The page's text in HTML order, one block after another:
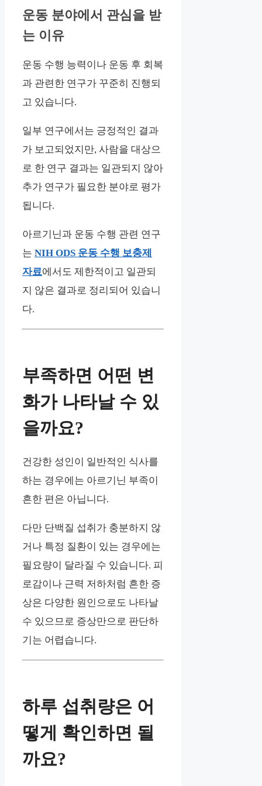
운동 분야에서 관심을 받
는 이유
운동 수행 능력이나 운동 후 회복
과 관련한 연구가 꾸준히 진행되
고 있습니다.
일부 연구에서는 긍정적인 결과
가 보고되었지만, 사람을 대상으
로 한 연구 결과는 일관되지 않아
추가 연구가 필요한 분야로 평가
됩니다.
아르기닌과 운동 수행 관련 연구
는 NIH ODS 운동 수행 보충제
자료에서도 제한적이고 일관되
지 않은 결과로 정리되어 있습니
다.
부족하면 어떤 변
화가 나타날 수 있
을까요?
건강한 성인이 일반적인 식사를
하는 경우에는 아르기닌 부족이
흔한 편은 아닙니다.
다만 단백질 섭취가 충분하지 않
거나 특정 질환이 있는 경우에는
필요량이 달라질 수 있습니다. 피
로감이나 근력 저하처럼 흔한 증
상은 다양한 원인으로도 나타날
수 있으므로 증상만으로 판단하
기는 어렵습니다.
하루 섭취량은 어
떻게 확인하면 될
까요?